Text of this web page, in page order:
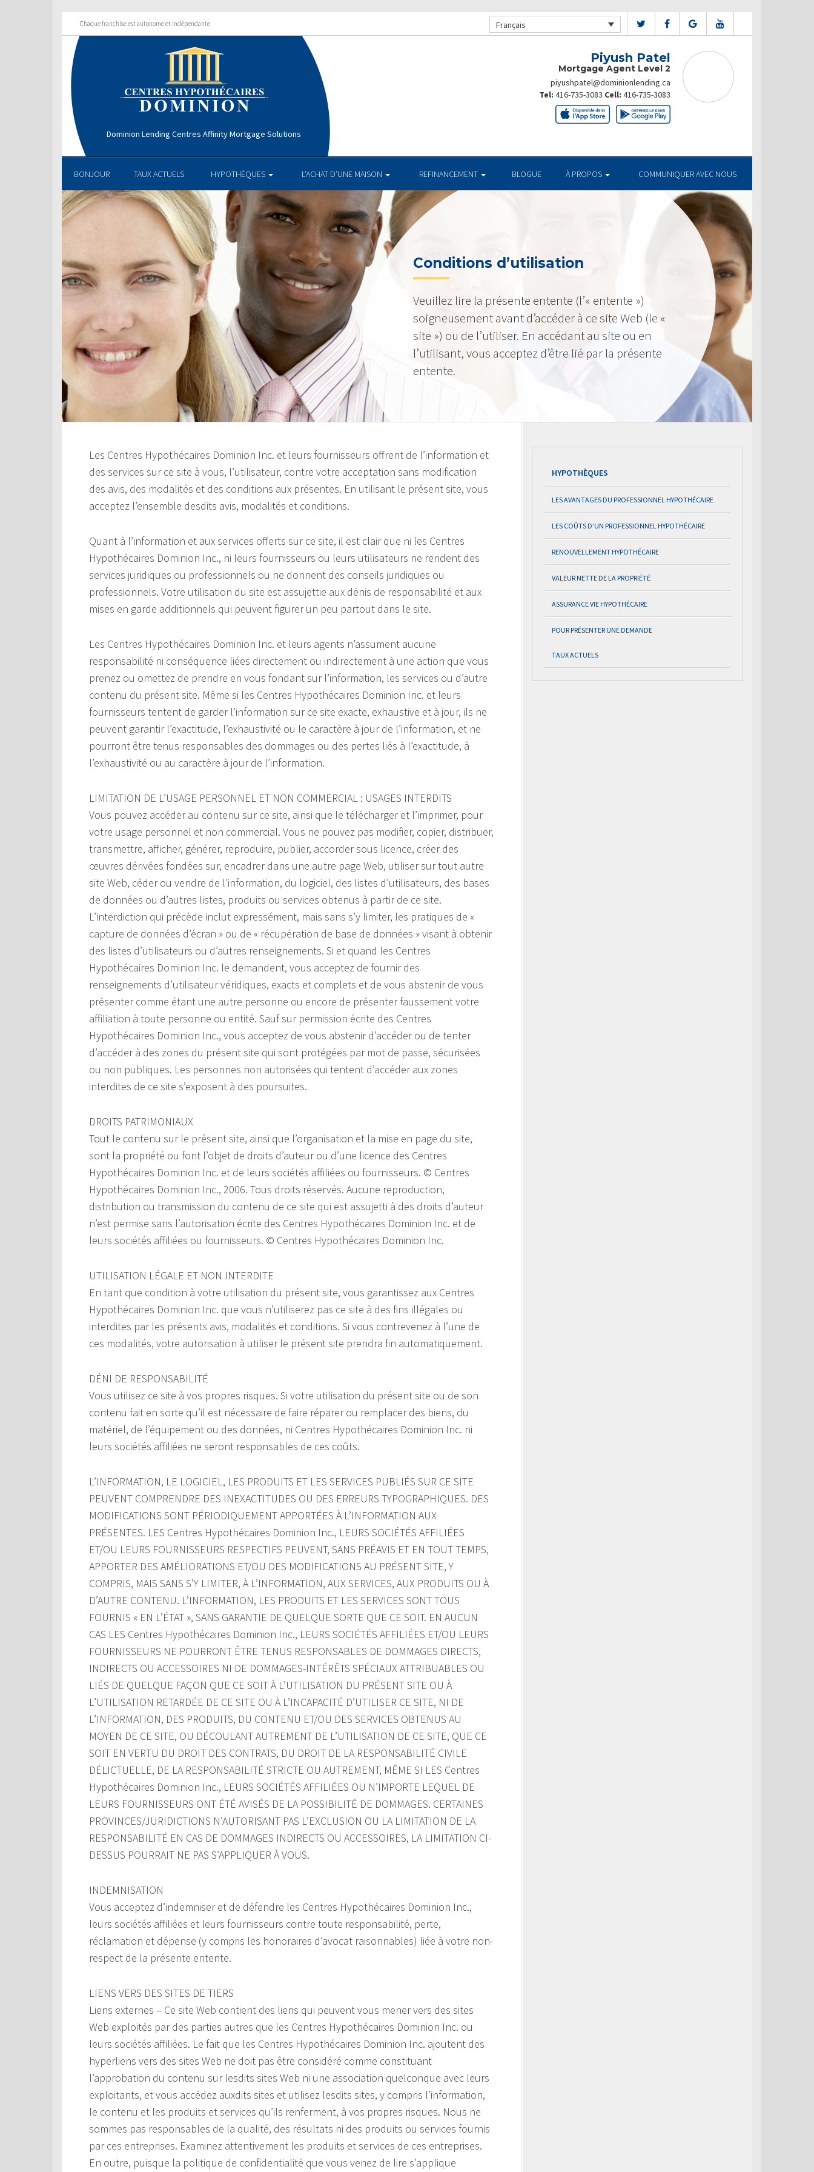
Chaque franchise est autonome et indépendante Français
Dominion Lending Centres Affinity Mortgage Solutions
Piyush Patel
Mortgage Agent Level 2
piyushpatel@dominionlending.ca
Tel: 416-735-3083 Cell: 416-735-3083
BONJOUR TAUX ACTUELS HYPOTHÈQUES L’ACHAT D’UNE MAISON REFINANCEMENT BLOGUE À PROPOS COMMUNIQUER AVEC NOUS
Conditions d’utilisation
Veuillez lire la présente entente (l’« entente »)
soigneusement avant d’accéder à ce site Web (le «
site ») ou de l’utiliser. En accédant au site ou en
l’utilisant, vous acceptez d’être lié par la présente
entente.
Les Centres Hypothécaires Dominion Inc. et leurs fournisseurs offrent de l’information et
des services sur ce site à vous, l’utilisateur, contre votre acceptation sans modification
des avis, des modalités et des conditions aux présentes. En utilisant le présent site, vous
acceptez l’ensemble desdits avis, modalités et conditions.
Quant à l’information et aux services offerts sur ce site, il est clair que ni les Centres
Hypothécaires Dominion Inc., ni leurs fournisseurs ou leurs utilisateurs ne rendent des
services juridiques ou professionnels ou ne donnent des conseils juridiques ou
professionnels. Votre utilisation du site est assujettie aux dénis de responsabilité et aux
mises en garde additionnels qui peuvent figurer un peu partout dans le site.
Les Centres Hypothécaires Dominion Inc. et leurs agents n’assument aucune
responsabilité ni conséquence liées directement ou indirectement à une action que vous
prenez ou omettez de prendre en vous fondant sur l’information, les services ou d’autre
contenu du présent site. Même si les Centres Hypothécaires Dominion Inc. et leurs
fournisseurs tentent de garder l’information sur ce site exacte, exhaustive et à jour, ils ne
peuvent garantir l’exactitude, l’exhaustivité ou le caractère à jour de l’information, et ne
pourront être tenus responsables des dommages ou des pertes liés à l’exactitude, à
l’exhaustivité ou au caractère à jour de l’information.
LIMITATION DE L’USAGE PERSONNEL ET NON COMMERCIAL : USAGES INTERDITS
Vous pouvez accéder au contenu sur ce site, ainsi que le télécharger et l’imprimer, pour
votre usage personnel et non commercial. Vous ne pouvez pas modifier, copier, distribuer,
transmettre, afficher, générer, reproduire, publier, accorder sous licence, créer des
œuvres dérivées fondées sur, encadrer dans une autre page Web, utiliser sur tout autre
site Web, céder ou vendre de l’information, du logiciel, des listes d’utilisateurs, des bases
de données ou d’autres listes, produits ou services obtenus à partir de ce site.
L’interdiction qui précède inclut expressément, mais sans s’y limiter, les pratiques de «
capture de données d’écran » ou de « récupération de base de données » visant à obtenir
des listes d’utilisateurs ou d’autres renseignements. Si et quand les Centres
Hypothécaires Dominion Inc. le demandent, vous acceptez de fournir des
renseignements d’utilisateur véridiques, exacts et complets et de vous abstenir de vous
présenter comme étant une autre personne ou encore de présenter faussement votre
affiliation à toute personne ou entité. Sauf sur permission écrite des Centres
Hypothécaires Dominion Inc., vous acceptez de vous abstenir d’accéder ou de tenter
d’accéder à des zones du présent site qui sont protégées par mot de passe, sécurisées
ou non publiques. Les personnes non autorisées qui tentent d’accéder aux zones
interdites de ce site s’exposent à des poursuites.
DROITS PATRIMONIAUX
Tout le contenu sur le présent site, ainsi que l’organisation et la mise en page du site,
sont la propriété ou font l’objet de droits d’auteur ou d’une licence des Centres
Hypothécaires Dominion Inc. et de leurs sociétés affiliées ou fournisseurs. © Centres
Hypothécaires Dominion Inc., 2006. Tous droits réservés. Aucune reproduction,
distribution ou transmission du contenu de ce site qui est assujetti à des droits d’auteur
n’est permise sans l’autorisation écrite des Centres Hypothécaires Dominion Inc. et de
leurs sociétés affiliées ou fournisseurs. © Centres Hypothécaires Dominion Inc.
UTILISATION LÉGALE ET NON INTERDITE
En tant que condition à votre utilisation du présent site, vous garantissez aux Centres
Hypothécaires Dominion Inc. que vous n’utiliserez pas ce site à des fins illégales ou
interdites par les présents avis, modalités et conditions. Si vous contrevenez à l’une de
ces modalités, votre autorisation à utiliser le présent site prendra fin automatiquement.
DÉNI DE RESPONSABILITÉ
Vous utilisez ce site à vos propres risques. Si votre utilisation du présent site ou de son
contenu fait en sorte qu’il est nécessaire de faire réparer ou remplacer des biens, du
matériel, de l’équipement ou des données, ni Centres Hypothécaires Dominion Inc. ni
leurs sociétés affiliées ne seront responsables de ces coûts.
L’INFORMATION, LE LOGICIEL, LES PRODUITS ET LES SERVICES PUBLIÉS SUR CE SITE
PEUVENT COMPRENDRE DES INEXACTITUDES OU DES ERREURS TYPOGRAPHIQUES. DES
MODIFICATIONS SONT PÉRIODIQUEMENT APPORTÉES À L’INFORMATION AUX
PRÉSENTES. LES Centres Hypothécaires Dominion Inc., LEURS SOCIÉTÉS AFFILIÉES
ET/OU LEURS FOURNISSEURS RESPECTIFS PEUVENT, SANS PRÉAVIS ET EN TOUT TEMPS,
APPORTER DES AMÉLIORATIONS ET/OU DES MODIFICATIONS AU PRÉSENT SITE, Y
COMPRIS, MAIS SANS S’Y LIMITER, À L’INFORMATION, AUX SERVICES, AUX PRODUITS OU À
D’AUTRE CONTENU. L’INFORMATION, LES PRODUITS ET LES SERVICES SONT TOUS
FOURNIS « EN L’ÉTAT », SANS GARANTIE DE QUELQUE SORTE QUE CE SOIT. EN AUCUN
CAS LES Centres Hypothécaires Dominion Inc., LEURS SOCIÉTÉS AFFILIÉES ET/OU LEURS
FOURNISSEURS NE POURRONT ÊTRE TENUS RESPONSABLES DE DOMMAGES DIRECTS,
INDIRECTS OU ACCESSOIRES NI DE DOMMAGES-INTÉRÊTS SPÉCIAUX ATTRIBUABLES OU
LIÉS DE QUELQUE FAÇON QUE CE SOIT À L’UTILISATION DU PRÉSENT SITE OU À
L’UTILISATION RETARDÉE DE CE SITE OU À L’INCAPACITÉ D’UTILISER CE SITE, NI DE
L’INFORMATION, DES PRODUITS, DU CONTENU ET/OU DES SERVICES OBTENUS AU
MOYEN DE CE SITE, OU DÉCOULANT AUTREMENT DE L’UTILISATION DE CE SITE, QUE CE
SOIT EN VERTU DU DROIT DES CONTRATS, DU DROIT DE LA RESPONSABILITÉ CIVILE
DÉLICTUELLE, DE LA RESPONSABILITÉ STRICTE OU AUTREMENT, MÊME SI LES Centres
Hypothécaires Dominion Inc., LEURS SOCIÉTÉS AFFILIÉES OU N’IMPORTE LEQUEL DE
LEURS FOURNISSEURS ONT ÉTÉ AVISÉS DE LA POSSIBILITÉ DE DOMMAGES. CERTAINES
PROVINCES/JURIDICTIONS N’AUTORISANT PAS L’EXCLUSION OU LA LIMITATION DE LA
RESPONSABILITÉ EN CAS DE DOMMAGES INDIRECTS OU ACCESSOIRES, LA LIMITATION CI-
DESSUS POURRAIT NE PAS S’APPLIQUER À VOUS.
INDEMNISATION
Vous acceptez d’indemniser et de défendre les Centres Hypothécaires Dominion Inc.,
leurs sociétés affiliées et leurs fournisseurs contre toute responsabilité, perte,
réclamation et dépense (y compris les honoraires d’avocat raisonnables) liée à votre non-
respect de la présente entente.
LIENS VERS DES SITES DE TIERS
Liens externes – Ce site Web contient des liens qui peuvent vous mener vers des sites
Web exploités par des parties autres que les Centres Hypothécaires Dominion Inc. ou
leurs sociétés affiliées. Le fait que les Centres Hypothécaires Dominion Inc. ajoutent des
hyperliens vers des sites Web ne doit pas être considéré comme constituant
l’approbation du contenu sur lesdits sites Web ni une association quelconque avec leurs
exploitants, et vous accédez auxdits sites et utilisez lesdits sites, y compris l’information,
le contenu et les produits et services qu’ils renferment, à vos propres risques. Nous ne
sommes pas responsables de la qualité, des résultats ni des produits ou services fournis
par ces entreprises. Examinez attentivement les produits et services de ces entreprises.
En outre, puisque la politique de confidentialité que vous venez de lire s’applique
HYPOTHÈQUES
LES AVANTAGES DU PROFESSIONNEL HYPOTHÉCAIRE
LES COÛTS D’UN PROFESSIONNEL HYPOTHÉCAIRE
RENOUVELLEMENT HYPOTHÉCAIRE
VALEUR NETTE DE LA PROPRIÉTÉ
ASSURANCE VIE HYPOTHÉCAIRE
POUR PRÉSENTER UNE DEMANDE
TAUX ACTUELS